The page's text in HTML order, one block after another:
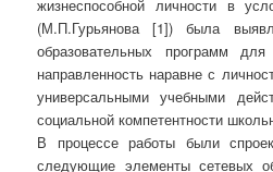
жизнеспособной личности в
(М.П.Гурьянова [1]) была
образовательных программ
направленность наравне с
универсальными учебными
социальной компетентности
В процессе работы были
следующие элементы сетевых